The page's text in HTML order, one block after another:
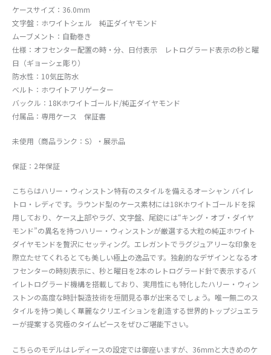
ケースサイズ：36.0mm
文字盤：ホワイトシェル 純正ダイヤモンド
ムーブメント：自動巻き
仕様：オフセンター配置の時・分、日付表示 レトログラード表示の秒と曜
日（ギョーシェ彫り）
防水性：10気圧防水
ベルト：ホワイトアリゲーター
バックル：18Kホワイトゴールド/純正ダイヤモンド
付属品：専用ケース 保証書
未使用（商品ランク：S）・展示品
保証：2年保証
こちらはハリー・ウィンストン特有のスタイルを備えるオーシャン バイレ
トロ・レディです。ラウンド型のケース素材には18Kホワイトゴールドを採
用しており、ケース上部やラグ、文字盤、尾錠には“キング・オブ・ダイヤ
モンド”の異名を持つハリー・ウィンストンが厳選する大粒の純正ホワイト
ダイヤモンドを贅沢にセッティング。エレガントでラグジュアリーな印象を
際立たせてくれるとても美しい極上の逸品です。独創的なデザインとなるオ
フセンターの時刻表示に、秒と曜日を2本のレトログラード針で表示するバ
イレトログラード機構を搭載しており、実用性にも特化したハリー・ウィン
ストンの高度な時計製造技術を垣間見る事が出来るでしょう。唯一無二のス
タイルを持つ美しく華麗なクリエイションを創造する世界的トップジュエラ
ーが提案する究極のタイムピースをぜひご堪能下さい。
こちらのモデルはレディースの設定では御座いますが、36mmと大きめのケ